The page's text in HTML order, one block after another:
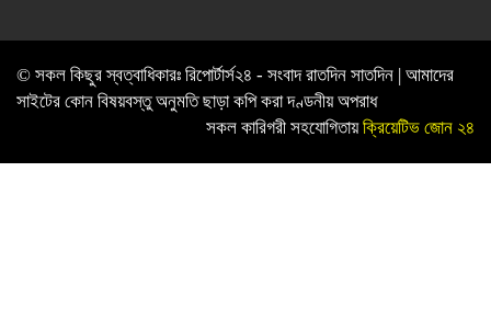
© সকল কিছুর স্বত্বাধিকারঃ রিপোর্টার্স২৪ - সংবাদ রাতদিন সাতদিন | আমাদের
সাইটের কোন বিষয়বস্তু অনুমতি ছাড়া কপি করা দণ্ডনীয় অপরাধ
সকল কারিগরী সহযোগিতায়ক্রিয়েটিভ জোন ২৪